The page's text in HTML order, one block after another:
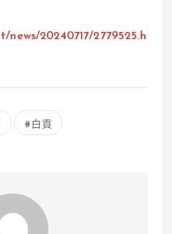
20240717/2779525.h
白貢